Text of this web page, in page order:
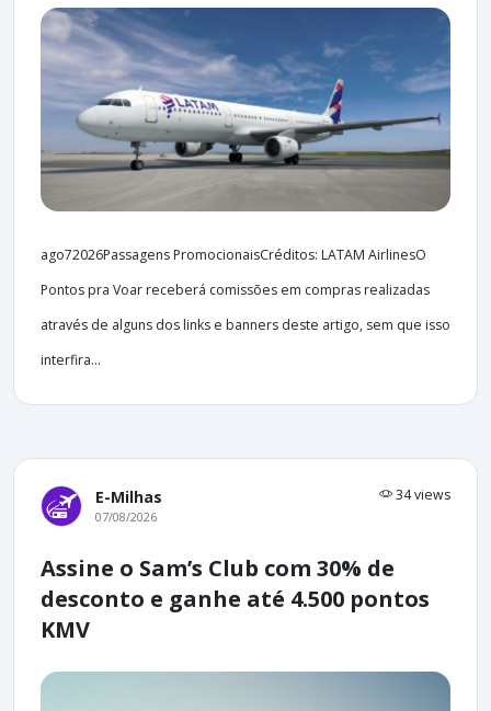
ago72026Passagens PromocionaisCréditos: LATAM AirlinesO
Pontos pra Voar receberá comissões em compras realizadas
através de alguns dos links e banners deste artigo, sem que isso
interfira...
E-Milhas 34 views
07/08/2026
Assine o Sam’s Club com 30% de
desconto e ganhe até 4.500 pontos
KMV